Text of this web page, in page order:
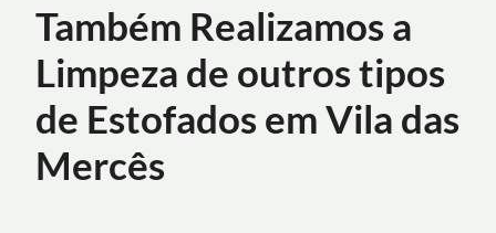
Também Realizamos a
Limpeza de outros tipos
de Estofados em Vila das
Mercês